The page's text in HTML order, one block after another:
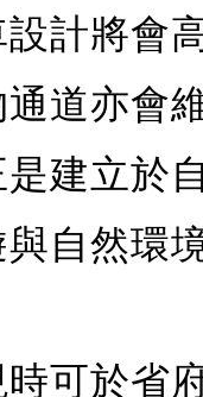
計將會
道亦會
建立於
自然環
可於省